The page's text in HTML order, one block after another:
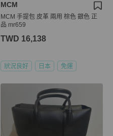
MCM
MCM 手提包 皮革 兩用 棕色 銀色 正
品 mr659
TWD 16,138
狀況良好 日本 免運